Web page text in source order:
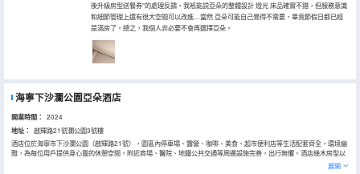
後升級房型送餐券"的處理反饋，我衹能説亞朵的整體設計 燈光 床品確實不錯，但服務意識
和細節管理上還有很大空間可以改進…當然 亞朵可能自己覺得不需要，畢竟節假日都已經
是滿房了。總之，我個人非必要不會再選擇亞朵。
海寧下沙瀾公園亞朵酒店
開業時間： 2024
地址：
啟輝路21號瀾公園3號樓
酒店位於海寧市下沙瀾公園（啟輝路21號），園區內停車場、露營、咖啡、美食、超市便利店等生活配套齊全，環境幽
雅，為每位用戶提供身心靈的休憩空間。附近商場、醫院、地鐵公共交通等周邊設施完善，出行無懼。酒店幾木房型以
上皆配備深睡pro 枕，守護您安心睡眠。酒店內設竹居、汗出、出塵、相招，2F有多功能會議廳可供客人商務會談，商
務休閒; 延續亞朵人文精神品質初心，集合美好城市空間與生活方式，提供給每位用戶温暖舒適的社交旅居空間。
展開